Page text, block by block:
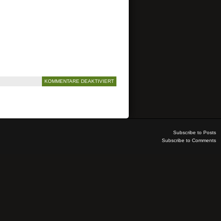
KOMMENTARE DEAKTIVIERT
Subscribe to Posts
Subscribe to Comments